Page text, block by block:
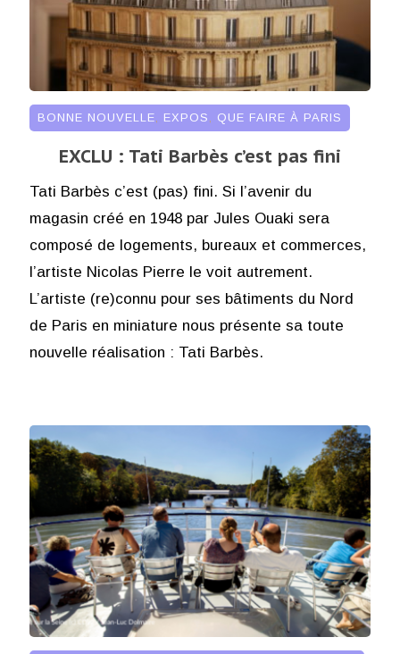
BONNE NOUVELLE, EXPOS , QUE FAIRE À PARIS
EXCLU : Tati Barbès c’est pas fini
Tati Barbès c’est (pas) fini. Si l’avenir du
magasin créé en 1948 par Jules Ouaki sera
composé de logements, bureaux et commerces,
l’artiste Nicolas Pierre le voit autrement.
L’artiste (re)connu pour ses bâtiments du Nord
de Paris en miniature nous présente sa toute
nouvelle réalisation : Tati Barbès.